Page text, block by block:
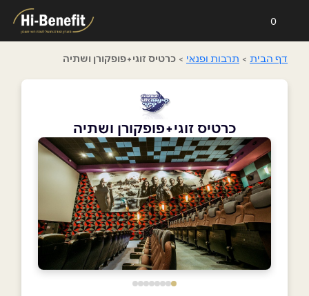
0
דף הבית > תרבות ופנאי > כרטיס זוגי+פופקורן ושתיה
כרטיס זוגי+פופקורן ושתיה